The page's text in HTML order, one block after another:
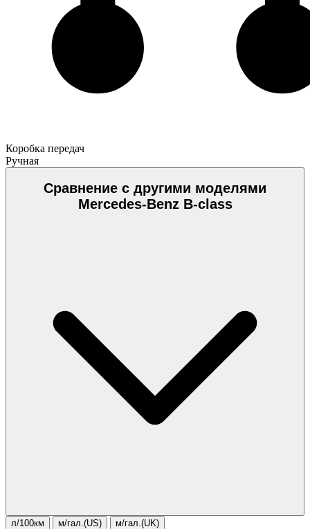
Коробка передач
Ручная
Сравнение с другими моделями
Mercedes-Benz B-class
л/100км м/гал.(US) м/гал.(UK)